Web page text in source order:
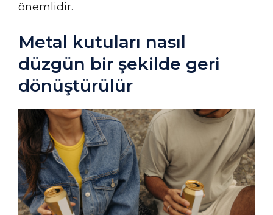
önemlidir.
Metal kutuları nasıl
düzgün bir şekilde geri
dönüştürülür